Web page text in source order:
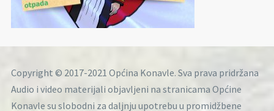
Copyright © 2017-2021 Općina Konavle. Sva prava pridržana
Audio i video materijali objavljeni na stranicama Općine
Konavle su slobodni za daljnju upotrebu u promidžbene